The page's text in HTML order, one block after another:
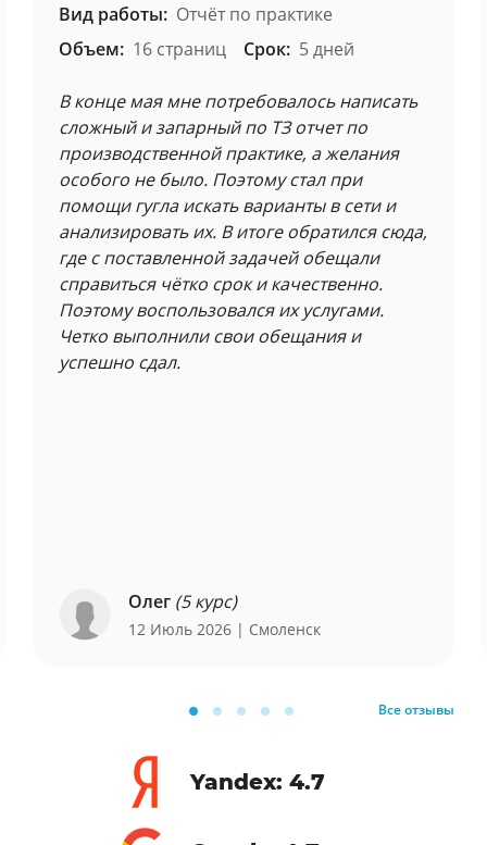
Вид работы: Отчёт по практике
Объем: 16 страниц Срок: 5 дней
В конце мая мне потребовалось написать
сложный и запарный по ТЗ отчет по
производственной практике, а желания
особого не было. Поэтому стал при
помощи гугла искать варианты в сети и
анализировать их. В итоге обратился сюда,
где с поставленной задачей обещали
справиться чётко срок и качественно.
Поэтому воспользовался их услугами.
Четко выполнили свои обещания и
успешно сдал.
Олег (5 курс)
12 Июль 2026 | Смоленск
Все отзывы
Yandex: 4.7